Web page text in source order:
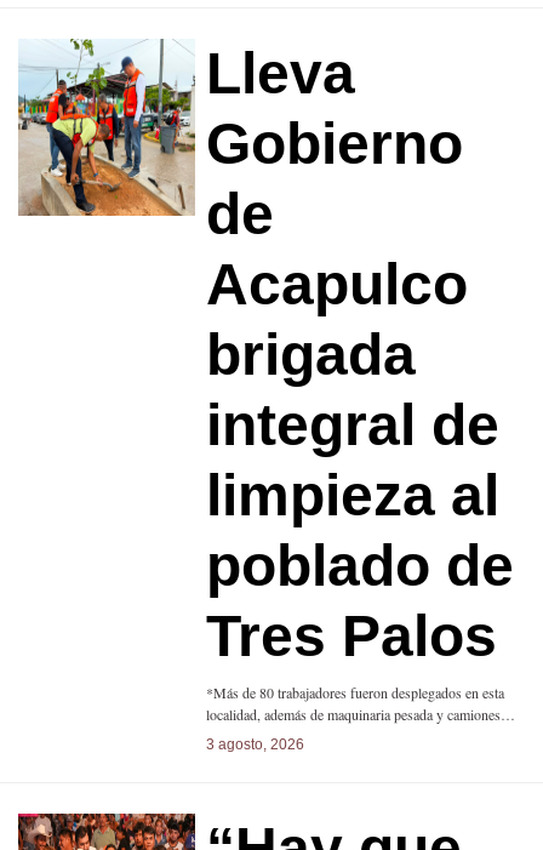
Lleva
Gobierno
de
Acapulco
brigada
integral de
limpieza al
poblado de
Tres Palos
*Más de 80 trabajadores fueron desplegados en esta
localidad, además de maquinaria pesada y camiones…
3 agosto, 2026